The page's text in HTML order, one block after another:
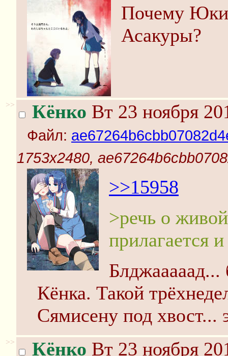
Почему Юки
Асакуры?
>> Кёнко Вт 23 ноября
Файл:
1753x2480,
>>15958
>речь о
прилагается
Блджааааад...
Кёнка. Такой
Сямисену под хвост...
>> Кёнко Вт 23 ноября